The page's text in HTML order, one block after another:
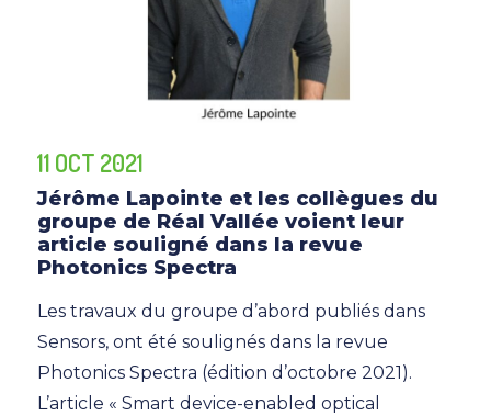
11 OCT 2021
Jérôme Lapointe et les collègues du
groupe de Réal Vallée voient leur
article souligné dans la revue
Photonics Spectra
Les travaux du groupe d’abord publiés dans
Sensors, ont été soulignés dans la revue
Photonics Spectra (édition d’octobre 2021).
L’article « Smart device-enabled optical